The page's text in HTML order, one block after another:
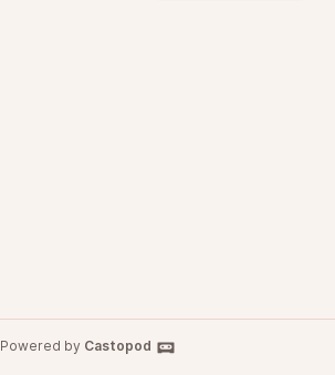
Powered by Castopod